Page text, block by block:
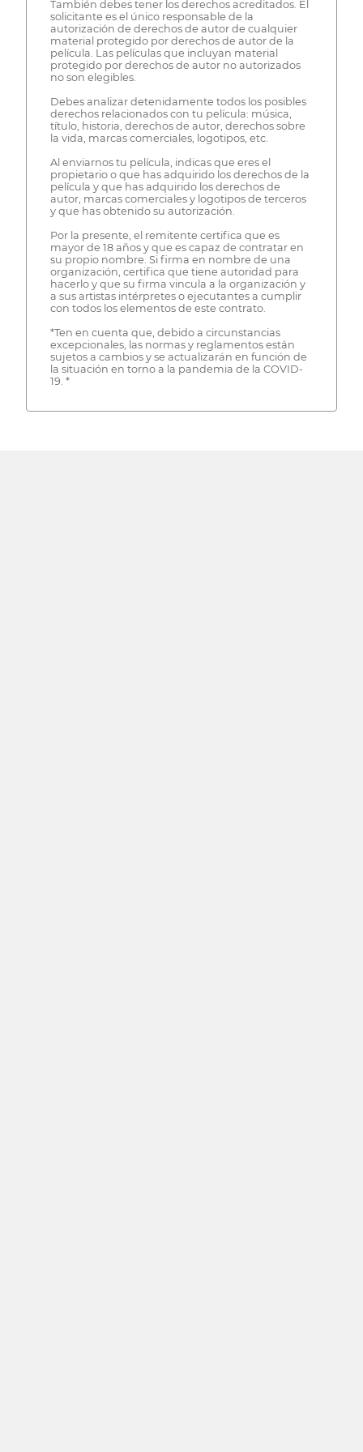
También debes tener los derechos acreditados. El
solicitante es el único responsable de la
autorización de derechos de autor de cualquier
material protegido por derechos de autor de la
película. Las películas que incluyan material
protegido por derechos de autor no autorizados
no son elegibles.
Debes analizar detenidamente todos los posibles
derechos relacionados con tu película: música,
título, historia, derechos de autor, derechos sobre
la vida, marcas comerciales, logotipos, etc.
Al enviarnos tu película, indicas que eres el
propietario o que has adquirido los derechos de la
película y que has adquirido los derechos de
autor, marcas comerciales y logotipos de terceros
y que has obtenido su autorización.
Por la presente, el remitente certifica que es
mayor de 18 años y que es capaz de contratar en
su propio nombre. Si firma en nombre de una
organización, certifica que tiene autoridad para
hacerlo y que su firma vincula a la organización y
a sus artistas intérpretes o ejecutantes a cumplir
con todos los elementos de este contrato.
*Ten en cuenta que, debido a circunstancias
excepcionales, las normas y reglamentos están
sujetos a cambios y se actualizarán en función de
la situación en torno a la pandemia de la COVID-
19. *